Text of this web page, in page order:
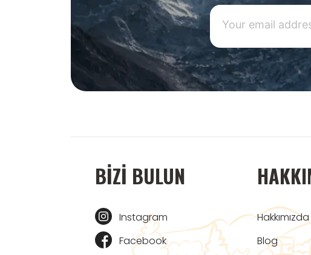
BIZI BULUN
Instagram
Facebook
Hakkımızda
Blog